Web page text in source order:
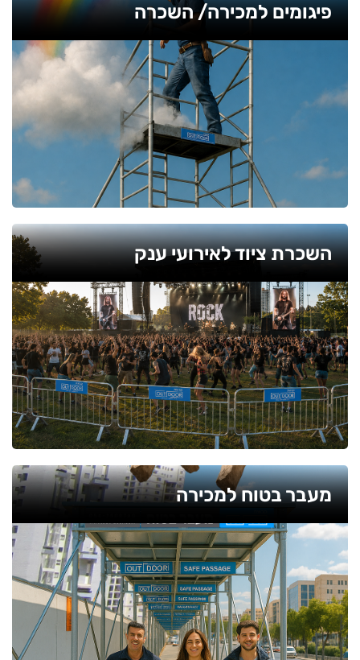
פיגומים למכירה/ השכרה
השכרת ציוד לאירועי ענק
מעבר בטוח למכירה